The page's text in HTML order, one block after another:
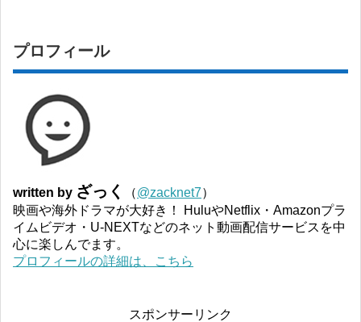
プロフィール
written by ざっく （@zacknet7）
映画や海外ドラマが大好き！ HuluやNetflix・Amazonプラ
イムビデオ・U-NEXTなどのネット動画配信サービスを中
心に楽しんでます。
プロフィールの詳細は、こちら
スポンサーリンク